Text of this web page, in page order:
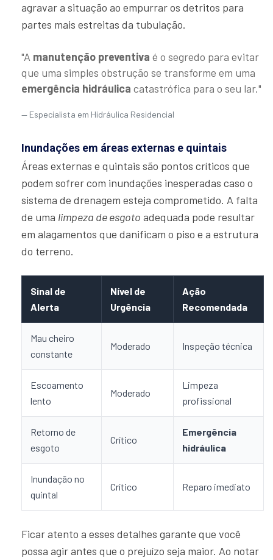
agravar a situação ao empurrar os detritos para
partes mais estreitas da tubulação.
"A manutenção preventiva é o segredo para evitar
que uma simples obstrução se transforme em uma
emergência hidráulica catastrófica para o seu lar."
Especialista em Hidráulica Residencial
Inundações em áreas externas e quintais
Áreas externas e quintais são pontos críticos que
podem sofrer com inundações inesperadas caso o
sistema de drenagem esteja comprometido. A falta
de uma limpeza de esgoto adequada pode resultar
em alagamentos que danificam o piso e a estrutura
do terreno.
Sinal de
Alerta
Nível de
Urgência
Ação
Recomendada
Mau cheiro
constante
Moderado Inspeção técnica
Escoamento
lento
Moderado
Limpeza
profissional
Retorno de
esgoto
Crítico
Emergência
hidráulica
Inundação no
quintal
Crítico Reparo imediato
Ficar atento a esses detalhes garante que você
possa agir antes que o prejuízo seja maior. Ao notar